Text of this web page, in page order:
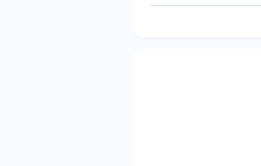
و به درستی می‌تواند دمای